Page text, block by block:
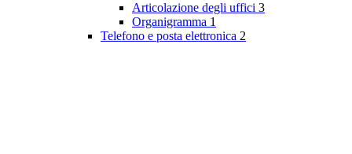
Articolazione degli uffici 3
Organigramma 1
Telefono e posta elettronica 2